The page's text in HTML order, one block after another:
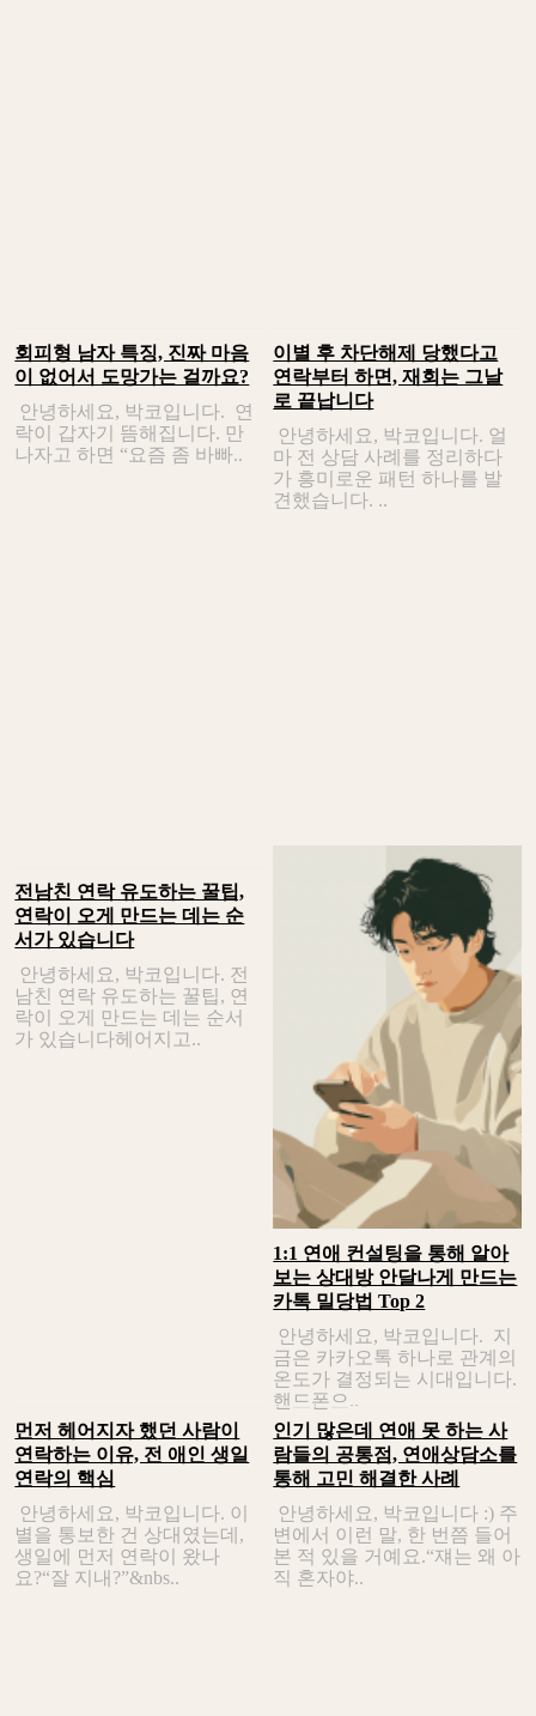
회피형 남자 특징, 진짜 마음
이 없어서 도망가는 걸까요?
안녕하세요, 박코입니다. 연
락이 갑자기 뜸해집니다. 만
나자고 하면 “요즘 좀 바빠..
이별 후 차단해제 당했다고
연락부터 하면, 재회는 그날
로 끝납니다
안녕하세요, 박코입니다. 얼
마 전 상담 사례를 정리하다
가 흥미로운 패턴 하나를 발
견했습니다. ..
전남친 연락 유도하는 꿀팁,
연락이 오게 만드는 데는 순
서가 있습니다
안녕하세요, 박코입니다. 전
남친 연락 유도하는 꿀팁, 연
락이 오게 만드는 데는 순서
가 있습니다헤어지고..
1:1 연애 컨설팅을 통해 알아
보는 상대방 안달나게 만드는
카톡 밀당법 Top 2
안녕하세요, 박코입니다. 지
금은 카카오톡 하나로 관계의
온도가 결정되는 시대입니다.
핸드폰으..
먼저 헤어지자 했던 사람이
연락하는 이유, 전 애인 생일
연락의 핵심
안녕하세요, 박코입니다. 이
별을 통보한 건 상대였는데,
생일에 먼저 연락이 왔나
요?“잘 지내?”&nbs..
인기 많은데 연애 못 하는 사
람들의 공통점, 연애상담소를
통해 고민 해결한 사례
안녕하세요, 박코입니다 :) 주
변에서 이런 말, 한 번쯤 들어
본 적 있을 거예요.“쟤는 왜 아
직 혼자야..